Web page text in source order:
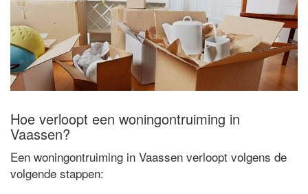
Hoe verloopt een woningontruiming in
Vaassen?
Een woningontruiming in Vaassen verloopt volgens de
volgende stappen: